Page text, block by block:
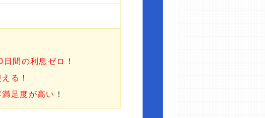
日間の利息ゼロ
！
る ！
満足度が高い ！